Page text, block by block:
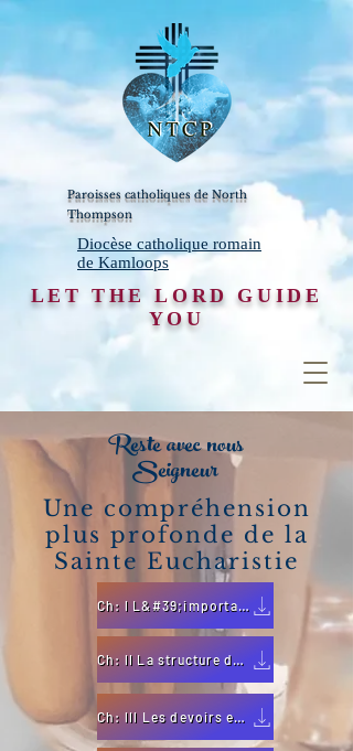
Paroisses catholiques de North
Thompson
Diocèse catholique romain
de Kamloops
LET THE LORD GUIDE
YOU
Reste avec nous
Seigneur
Une compréhension
plus profonde de la
Sainte Eucharistie
Ch: l L&#39;importance et la dignité de l&#39;Eucharistie
Ch: ll La structure de la masse, ses éléments et ses parties
Ch: lll Les devoirs et les ministères dans la messe